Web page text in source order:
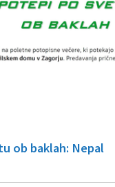
ob baklah: Nepal